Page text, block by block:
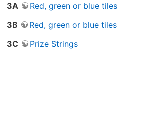
3A
Red, green or blue tiles
3B
Red, green or blue tiles
3C
Prize Strings